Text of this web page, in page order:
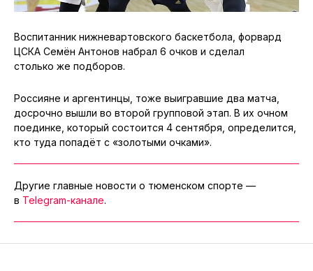
Воспитанник нижневартовского баскетбола, форвард
ЦСКА Семён Антонов набрал 6 очков и сделал
столько же подборов.
Россияне и аргентинцы, тоже выигравшие два матча,
досрочно вышли во второй групповой этап. В их очном
поединке, который состоится 4 сентября, определится,
кто туда попадёт с «золотыми очками».
Другие главные новости о тюменском спорте —
в Telegram-канале.